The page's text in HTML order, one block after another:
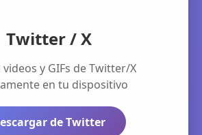
Twitter / X
y GIFs de Twitter/X
en tu dispositivo
de Twitter